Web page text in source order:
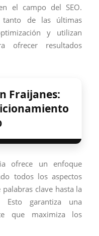
el campo del SEO.
tanto de las últimas
y utilizan
ofrecer resultados
Fraijanes:
ofrece un enfoque
todos los aspectos
clave hasta la
Esto garantiza una
que maximiza los